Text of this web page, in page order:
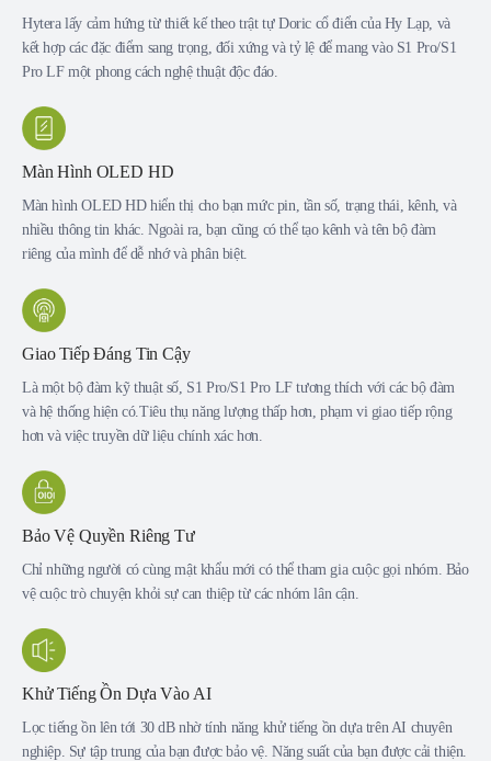
Hytera lấy cảm hứng từ thiết kế theo trật tự Doric cổ điển của Hy Lạp, và
kết hợp các đặc điểm sang trọng, đối xứng và tỷ lệ để mang vào S1 Pro/S1
Pro LF một phong cách nghệ thuật độc đáo.
Màn Hình OLED HD
Màn hình OLED HD hiển thị cho bạn mức pin, tần số, trạng thái, kênh, và
nhiều thông tin khác. Ngoài ra, bạn cũng có thể tạo kênh và tên bộ đàm
riêng của mình để dễ nhớ và phân biệt.
Giao Tiếp Đáng Tin Cậy
Là một bộ đàm kỹ thuật số, S1 Pro/S1 Pro LF tương thích với các bộ đàm
và hệ thống hiện có.Tiêu thụ năng lượng thấp hơn, phạm vi giao tiếp rộng
hơn và việc truyền dữ liệu chính xác hơn.
Bảo Vệ Quyền Riêng Tư
Chỉ những người có cùng mật khẩu mới có thể tham gia cuộc gọi nhóm. Bảo
vệ cuộc trò chuyện khỏi sự can thiệp từ các nhóm lân cận.
Khử Tiếng Ồn Dựa Vào AI
Lọc tiếng ồn lên tới 30 dB nhờ tính năng khử tiếng ồn dựa trên AI chuyên
nghiệp. Sự tập trung của bạn được bảo vệ. Năng suất của bạn được cải thiện.